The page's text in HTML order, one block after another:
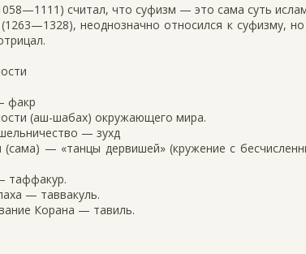
считал, что суфизм — это сама суть
неоднозначно относился к суфизму,
факр
(аш-шабах) окружающего мира.
— зухд
(сама) — «танцы дервишей» (кружение с
таффакур.
— таввакуль.
Корана — тавиль.